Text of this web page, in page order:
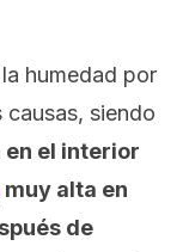
humedad por
causas, siendo
en el interior
muy alta en
de